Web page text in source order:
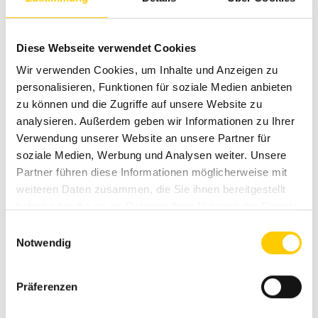
Diese Webseite verwendet Cookies
Wir verwenden Cookies, um Inhalte und Anzeigen zu
personalisieren, Funktionen für soziale Medien anbieten
zu können und die Zugriffe auf unsere Website zu
analysieren. Außerdem geben wir Informationen zu Ihrer
Verwendung unserer Website an unsere Partner für
soziale Medien, Werbung und Analysen weiter. Unsere
Partner führen diese Informationen möglicherweise mit
weiteren Daten zusammen, die Sie ihnen bereitgestellt
Notwendig
Präferenzen
Mit Cashlogy sparen Sie am Ende
des Monats und profitieren von
einer automatisierten
Bargeldverwaltung, so dass Sie
sich in der Zwischenzeit anderen
Dingen widmen können.
In diesem Abschnitt finden Sie die Vorteile
unseres Produkts: Leistungen, Wartung,
Installation u. a. Wir von Cashlogy hoffen, dass